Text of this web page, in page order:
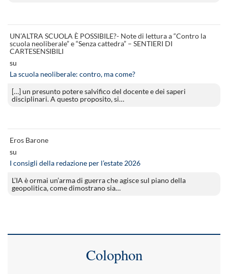
UN’ALTRA SCUOLA È POSSIBILE?- Note di lettura a “Contro la
scuola neoliberale” e “Senza cattedra” – SENTIERI DI
CARTESENSIBILI
su
La scuola neoliberale: contro, ma come?
[…] un presunto potere salvifico del docente e dei saperi
disciplinari. A questo proposito, si…
Eros Barone
su
I consigli della redazione per l’estate 2026
L’IA è ormai un’arma di guerra che agisce sul piano della
geopolitica, come dimostrano sia…
Colophon